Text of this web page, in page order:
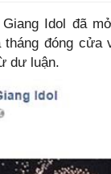
Idol đã
đóng cửa
dư luận.